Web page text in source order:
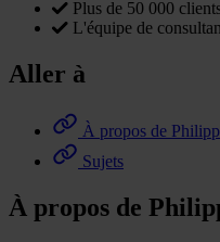
Plus de 50 000
L'équipe de
Aller à
À propos de
Sujets
À propos de